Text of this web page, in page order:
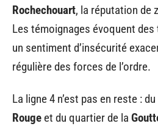
Rochechouart, la réputation de
Les témoignages évoquent
un sentiment d’insécurité
régulière des forces de l’ordre.
La ligne 4 n’est pas en reste :
Rouge et du quartier de la